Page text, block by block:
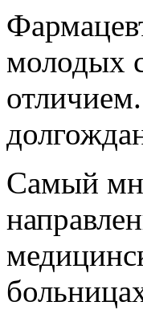
молодых
Самый